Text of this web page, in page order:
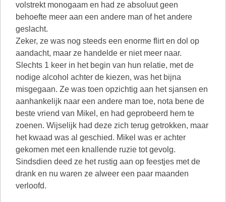
volstrekt monogaam en had ze absoluut geen
behoefte meer aan een andere man of het andere
geslacht.
Zeker, ze was nog steeds een enorme flirt en dol op
aandacht, maar ze handelde er niet meer naar.
Slechts 1 keer in het begin van hun relatie, met de
nodige alcohol achter de kiezen, was het bijna
misgegaan. Ze was toen opzichtig aan het sjansen en
aanhankelijk naar een andere man toe, nota bene de
beste vriend van Mikel, en had geprobeerd hem te
zoenen. Wijselijk had deze zich terug getrokken, maar
het kwaad was al geschied. Mikel was er achter
gekomen met een knallende ruzie tot gevolg.
Sindsdien deed ze het rustig aan op feestjes met de
drank en nu waren ze alweer een paar maanden
verloofd.